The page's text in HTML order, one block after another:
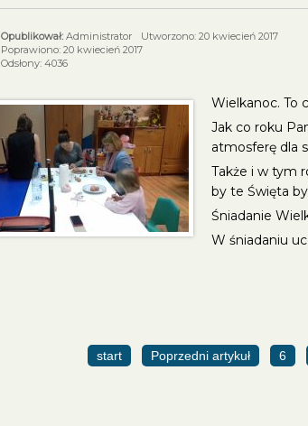
Administrator
Utworzono: 20 kwiecień 2017
Poprawiono: 20 kwiecień 2017
Odsłony: 4036
Wielkanoc. To
Jak co roku
atmosferę dla
Także i w tym
by te Święta
Śniadanie
W śniadaniu
start Poprzedni artykuł 6